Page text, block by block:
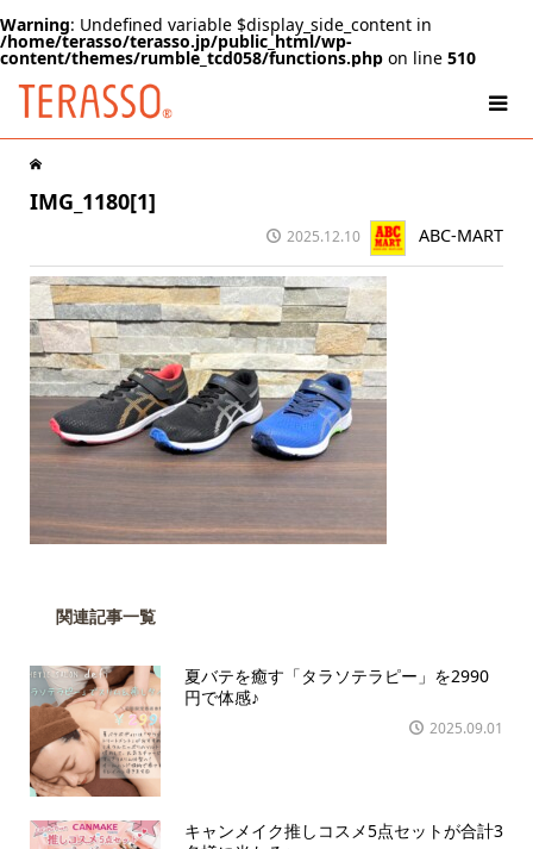
Warning: Undefined variable $display_side_content in
/home/terasso/terasso.jp/public_html/wp-
content/themes/rumble_tcd058/functions.php on line 510
IMG_1180[1]
2025.12.10 ABC-MART
関連記事一覧
夏バテを癒す「タラソテラピー」を2990
円で体感♪
2025.09.01
キャンメイク推しコスメ5点セットが合計3